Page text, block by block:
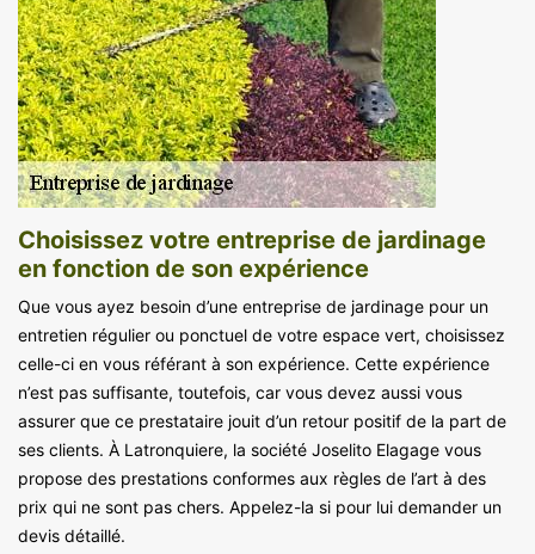
Choisissez votre entreprise de jardinage
en fonction de son expérience
Que vous ayez besoin d’une entreprise de jardinage pour un
entretien régulier ou ponctuel de votre espace vert, choisissez
celle-ci en vous référant à son expérience. Cette expérience
n’est pas suffisante, toutefois, car vous devez aussi vous
assurer que ce prestataire jouit d’un retour positif de la part de
ses clients. À Latronquiere, la société Joselito Elagage vous
propose des prestations conformes aux règles de l’art à des
prix qui ne sont pas chers. Appelez-la si pour lui demander un
devis détaillé.